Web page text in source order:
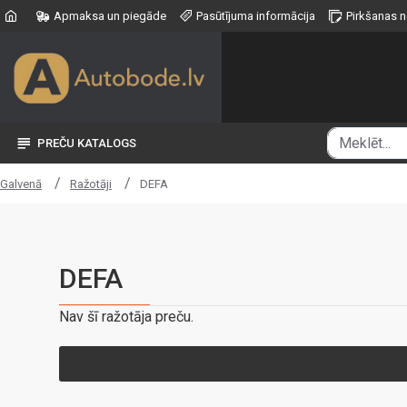
Apmaksa un piegāde Pasūtījuma informācija Pirkšanas
PREČU KATALOGS
Galvenā Ražotāji DEFA
DEFA
Nav šī ražotāja preču.